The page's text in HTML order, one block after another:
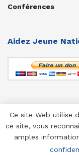
Conférences
Aidez Jeune
© 1958-2025 Jeune
Ce site Web utilise
ce site, vous
amples